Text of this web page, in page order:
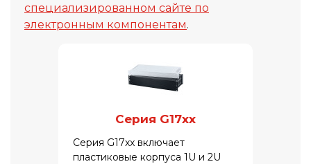
специализированном сайте по
электронным компонентам.
Серия G17xx
Серия G17xx включает
пластиковые корпуса 1U и 2U